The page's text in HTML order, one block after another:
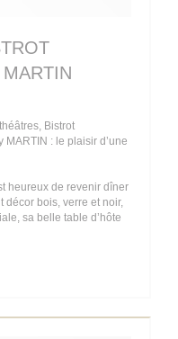
Bistrot
: le plaisir d’une
heureux de revenir dîner
décor bois, verre et noir,
sa belle table d’hôte
す))